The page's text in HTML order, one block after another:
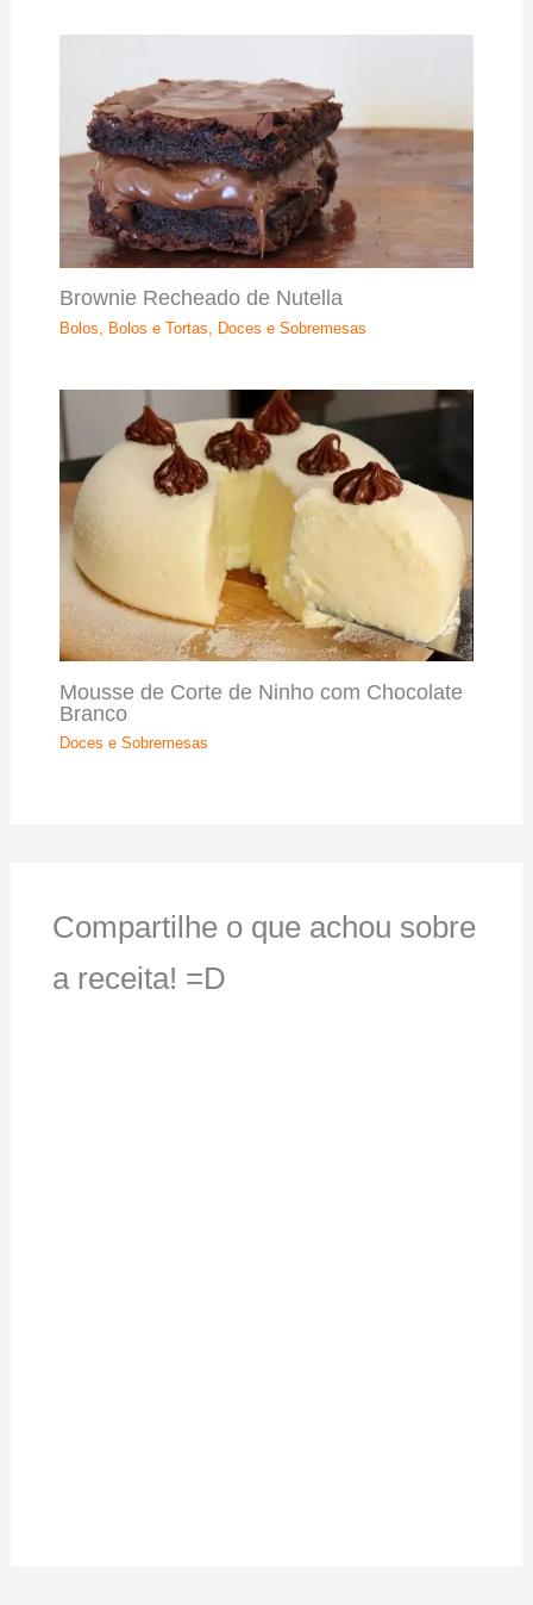
Brownie Recheado de Nutella
Bolos Bolos e Tortas Doces e Sobremesas
Mousse de Corte de Ninho com Chocolate
Branco
Doces e Sobremesas
Compartilhe o que achou sobre
a receita! =D